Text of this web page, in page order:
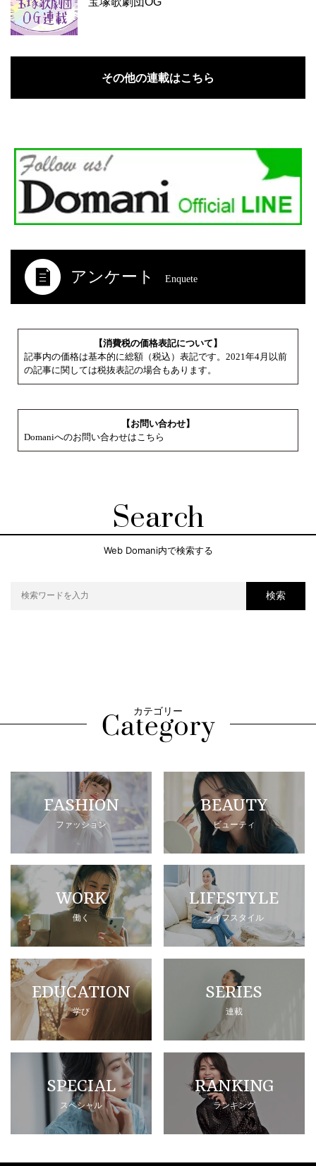
その他の連載はこちら
アンケート Enquete
【消費税の価格表記について】
記事内の価格は基本的に総額（税込）表記です。2021年4月以前
の記事に関しては税抜表記の場合もあります。
【お問い合わせ】
Domaniへのお問い合わせはこちら
Search
Web Domani内で検索する
検索
カテゴリー
FASHION
ファッション
BEAUTY
ビューティ
WORK
働く
LIFESTYLE
ライフスタイル
EDUCATION
学び
SERIES
連載
SPECIAL
スペシャル
RANKING
ランキング